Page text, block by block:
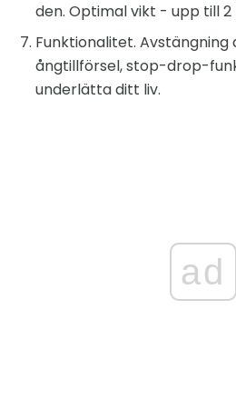
den. Optimal vikt - upp till 2
Funktionalitet.
ångtillförsel, stop-drop-
underlätta ditt liv.
ad